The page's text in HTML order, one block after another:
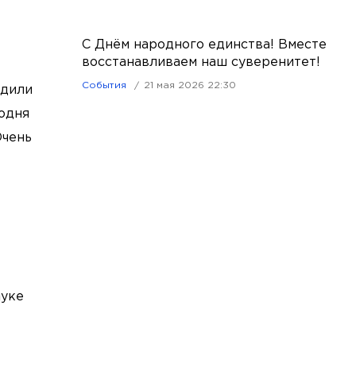
С Днём народного единства! Вместе
восстанавливаем наш суверенитет!
События 21 мая 2026 22:30